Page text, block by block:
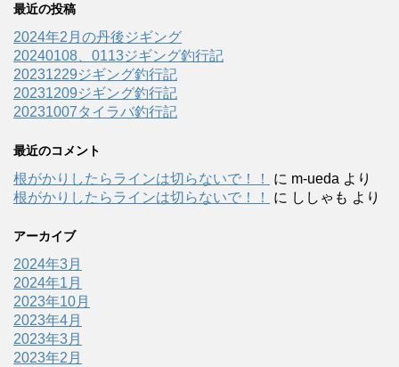
最近の投稿
2024年2月の丹後ジギング
20240108、0113ジギング釣行記
20231229ジギング釣行記
20231209ジギング釣行記
20231007タイラバ釣行記
最近のコメント
根がかりしたらラインは切らないで！！ に m-ueda より
根がかりしたらラインは切らないで！！
に ししゃも より
アーカイブ
2024年3月
2024年1月
2023年10月
2023年4月
2023年3月
2023年2月